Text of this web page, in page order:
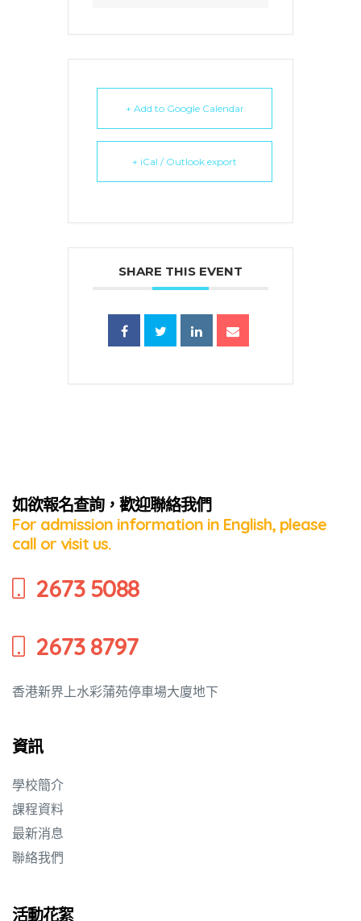
+ Add to Google Calendar
+ iCal / Outlook export
SHARE THIS EVENT
如欲報名查詢，歡迎聯絡我們
For admission information in English, please
call or visit us.
2673 5088
2673 8797
香港新界上水彩蒲苑停車場大廈地下
資訊
學校簡介
課程資料
最新消息
聯絡我們
活動花絮
養幼兒